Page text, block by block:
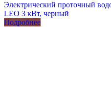
Электрический проточный
LEO 3 кВт, черный
Подробнее